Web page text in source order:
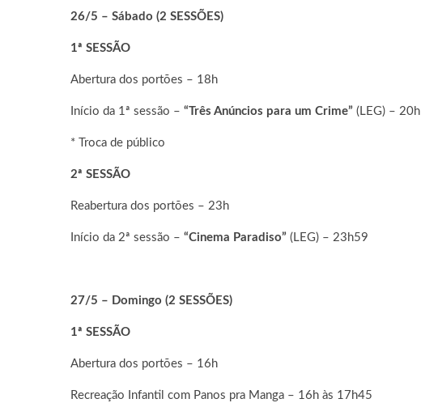
26/5 – Sábado (2 SESSÕES)
1ª SESSÃO
Abertura dos portões – 18h
Início da 1ª sessão – “Três Anúncios para um Crime” (LEG) – 20h
* Troca de público
2ª SESSÃO
Reabertura dos portões – 23h
Início da 2ª sessão – “Cinema Paradiso” (LEG) – 23h59
27/5 – Domingo (2 SESSÕES)
1ª SESSÃO
Abertura dos portões – 16h
Recreação Infantil com Panos pra Manga – 16h às 17h45